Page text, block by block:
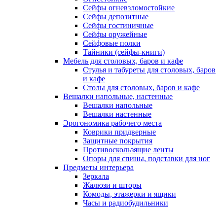
Сейфы огневзломостойкие
Сейфы депозитные
Сейфы гостиничные
Сейфы оружейные
Сейфовые полки
Тайники (сейфы-книги)
Мебель для столовых, баров и кафе
Стулья и табуреты для столовых, баров
и кафе
Столы для столовых, баров и кафе
Вешалки напольные, настенные
Вешалки напольные
Вешалки настенные
Эрогономика рабочего места
Коврики придверные
Защитные покрытия
Противоскользящие ленты
Опоры для спины, подставки для ног
Предметы интерьера
Зеркала
Жалюзи и шторы
Комоды, этажерки и ящики
Часы и радиобудильники